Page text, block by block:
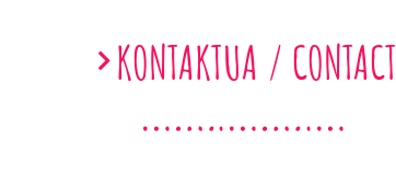
KONTAKTUA / CONTACT